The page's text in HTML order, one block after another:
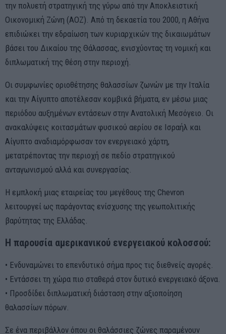
την πολυετή στρατηγική της γύρω από την Αποκλειστική
Οικονομική Ζώνη (ΑΟΖ). Από τη δεκαετία του 2000, η Αθήνα
επιδιώκει την εδραίωση των κυριαρχικών της δικαιωμάτων
βάσει του Δικαίου της Θάλασσας, ενισχύοντας τη νομική και
διπλωματική της θέση στην περιοχή.
Οι συμφωνίες οριοθέτησης θαλασσίων ζωνών με την Ιταλία
και την Αίγυπτο αποτέλεσαν κομβικά βήματα, εν μέσω μιας
περιόδου αυξημένων εντάσεων στην Ανατολική Μεσόγειο. Οι
ανακαλύψεις κοιτασμάτων φυσικού αερίου σε Ισραήλ και
Αίγυπτο αναδιαμόρφωσαν τον ενεργειακό χάρτη,
μετατρέποντας την περιοχή σε πεδίο στρατηγικού
ανταγωνισμού αλλά και συνεργασίας.
Η εμπλοκή μιας εταιρείας του μεγέθους της Chevron
λειτουργεί ως παράγοντας ενίσχυσης της γεωπολιτικής
βαρύτητας της Ελλάδας.
Η παρουσία αμερικανικού ενεργειακού κολοσσού:
• Ενδυναμώνει το επενδυτικό σήμα προς τις διεθνείς αγορές.
• Εντάσσει τη χώρα πιο σταθερά στον δυτικό ενεργειακό άξονα.
• Προσδίδει διπλωματική διάσταση στην αξιοποίηση
θαλασσίων πόρων.
Σε ένα περιβάλλον όπου οι θαλάσσιες ζώνες παραμένουν